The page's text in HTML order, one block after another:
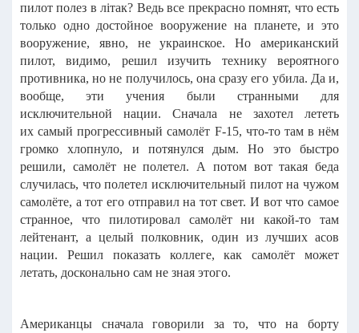
пилот полез в лiтак? Ведь все прекрасно помнят, что есть
только одно достойное вооружение на планете, и это
вооружение, явно, не украинское. Но американский
пилот, видимо, решил изучить технику вероятного
противника, но не получилось, она сразу его убила. Да и,
вообще, эти учения были странными для
исключительной нации. Сначала не захотел лететь
их самый прогрессивный самолёт F-15, что-то там в нём
громко хлопнуло, и потянулся дым. Но это быстро
решили, самолёт не полетел. А потом вот такая беда
случилась, что полетел исключительный пилот на чужом
самолёте, а тот его отправил на тот свет. И вот что самое
странное, что пилотировал самолёт ни какой-то там
лейтенант, а целый полковник, один из лучших асов
нации. Решил показать коллеге, как самолёт может
летать, досконально сам не зная этого.
Американцы сначала говорили за то, что на борту